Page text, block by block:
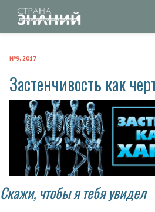
№9, 2017
Застенчивость как
Скажи, чтобы я тебя увидел